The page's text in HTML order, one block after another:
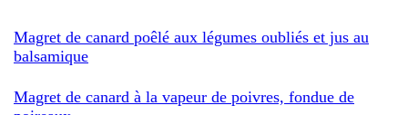
Magret de canard poêlé aux légumes oubliés et jus au
balsamique
Magret de canard à la vapeur de poivres, fondue de